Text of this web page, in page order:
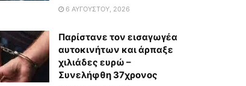
6 ΑΥΓΟΎΣΤΟΥ, 2026
Παρίστανε τον εισαγωγέα
αυτοκινήτων και άρπαξε
χιλιάδες ευρώ –
Συνελήφθη 37χρονος